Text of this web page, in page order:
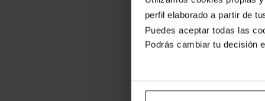
perfil elaborado a partir de
Puedes aceptar todas las
Podrás cambiar tu decisión
En Ahorradoras hemos
España. Solo por ser
Asesoramiento